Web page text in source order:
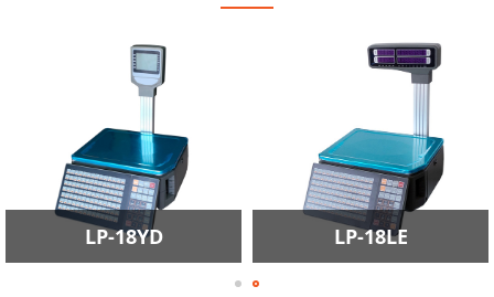
LP-16YD标准款 LP-16LE标准款